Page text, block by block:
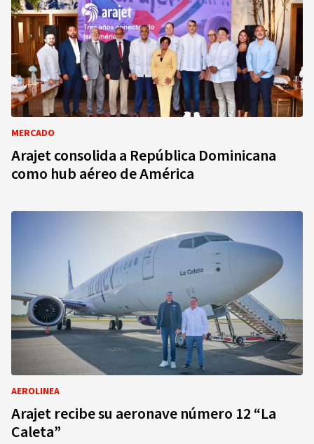
MERCADO
Arajet consolida a República Dominicana
como hub aéreo de América
AEROLINEA
Arajet recibe su aeronave número 12 “La
Caleta”